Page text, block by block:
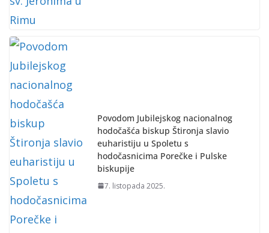
Povodom Jubilejskog nacionalnog
hodočašća biskup Štironja slavio
euharistiju u Spoletu s
hodočasnicima Porečke i Pulske
biskupije
7. listopada 2025.